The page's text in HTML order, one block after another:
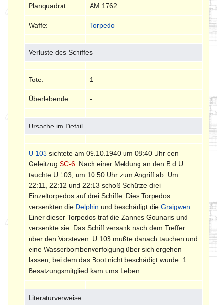
Planquadrat: AM 1762
Waffe: Torpedo
Verluste des Schiffes
Tote: 1
Überlebende: -
Ursache im Detail
U 103 sichtete am 09.10.1940 um 08:40 Uhr den
GeleitzugSC-6 . Nach einer Meldung an den B.d.U.,
tauchte U 103, um 10:50 Uhr zum Angriff ab. Um
22:11, 22:12 und 22:13 schoß Schütze drei
Einzeltorpedos auf drei Schiffe. Dies Torpedos
versenkten die Delphin und beschädigt dieGraigwen
Einer dieser Torpedos traf die Zannes Gounaris und
versenkte sie. Das Schiff versank nach dem Treffer
über den Vorsteven. U 103 mußte danach tauchen und
eine Wasserbombenverfolgung über sich ergehen
lassen, bei dem das Boot nicht beschädigt wurde. 1
Besatzungsmitglied kam ums Leben.
Literaturverweise